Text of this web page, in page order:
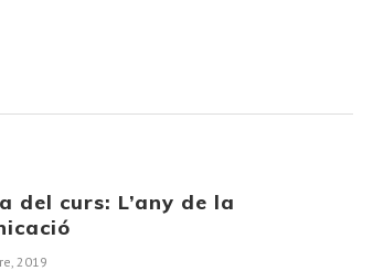
del curs: L’any de la
2019